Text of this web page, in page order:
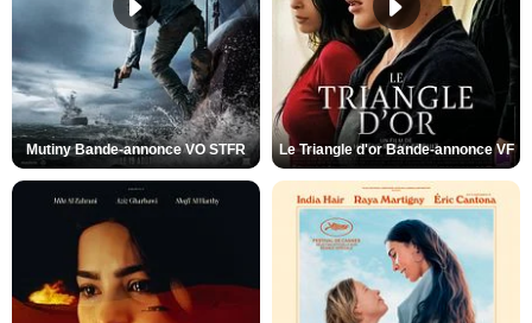
Mutiny Bande-annonce VO STFR Le Triangle d'or Bande-annonce VF